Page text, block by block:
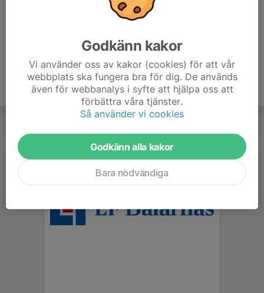
Godkänn kakor
Vi använder oss av kakor (cookies) för att vår
webbplats ska fungera bra för dig. De används
även för webbanalys i syfte att hjälpa oss att
förbättra våra tjänster.
Så använder vi cookies
Godkänn alla kakor
Bara nödvändiga